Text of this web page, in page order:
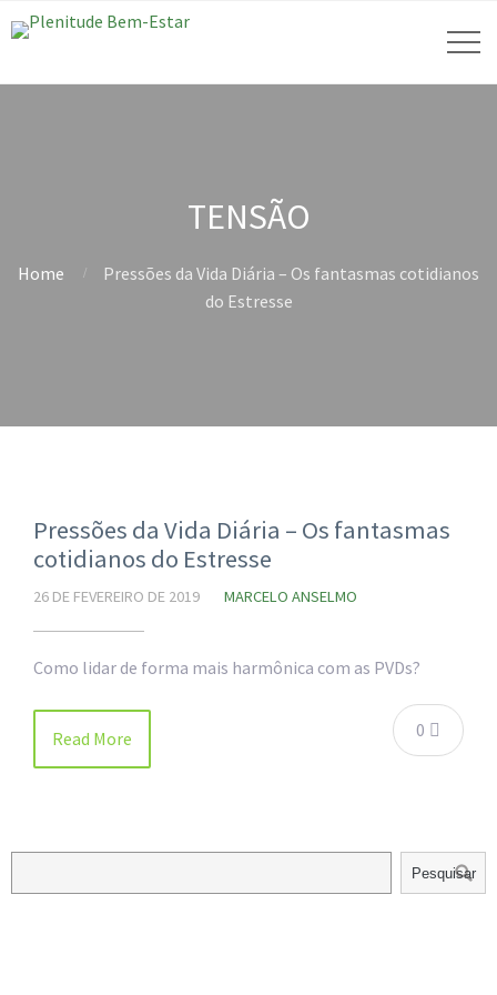
TENSÃO
Home
Pressões da Vida Diária – Os fantasmas cotidianos
do Estresse
Pressões da Vida Diária – Os fantasmas
cotidianos do Estresse
26 DE FEVEREIRO DE 2019 MARCELO ANSELMO
Como lidar de forma mais harmônica com as PVDs?
0
Read More
Pesquisar